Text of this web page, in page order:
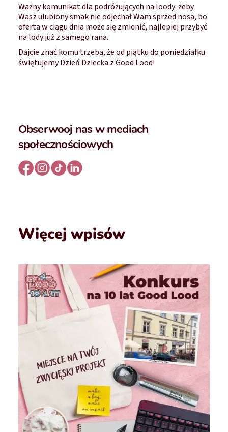
Ważny komunikat dla podróżujących na loody: żeby
Wasz ulubiony smak nie odjechał Wam sprzed nosa, bo
oferta w ciągu dnia może się zmienić, najlepiej przybyć
na lody już z samego rana.
Dajcie znać komu trzeba, że od piątku do poniedziałku
świętujemy Dzień Dziecka z Good Lood!
Obserwooj nas w mediach
społecznościowych
Więcej wpisów